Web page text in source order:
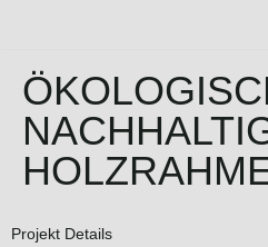
Inhalt
springen
Projekt Details